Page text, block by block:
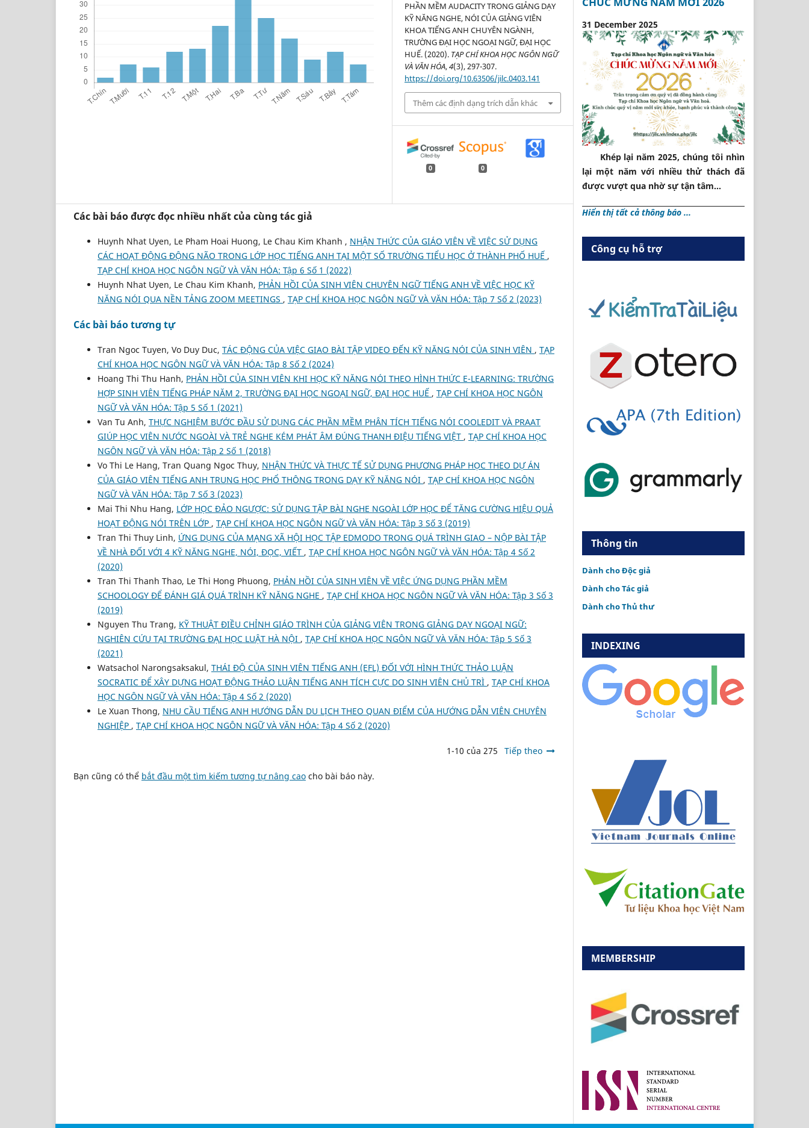
PHẦN MỀM AUDACITY TRONG GIẢNG DẠY
KỸ NĂNG NGHE, NÓI CỦA GIẢNG VIÊN
KHOA TIẾNG ANH CHUYÊN NGÀNH,
TRƯỜNG ĐẠI HỌC NGOẠI NGỮ, ĐẠI HỌC
HUẾ. (2020). TẠP CHÍ KHOA HỌC NGÔN NGỮ
VÀ VĂN HÓA,4(3), 297-307.
https://doi.org/10.63506/jilc.0403.141
Thêm các định dạng trích dẫn khác
0 0
Các bài báo được đọc nhiều nhất của cùng tác giả
Huynh Nhat Uyen, Le Pham Hoai Huong, Le Chau Kim Khanh , NHẬN THỨC CỦA GIÁO VIÊN VỀ VIỆC SỬ DỤNG
CÁC HOẠT ĐỘNG ĐỘNG NÃO TRONG LỚP HỌC TIẾNG ANH TẠI MỘT SỐ TRƯỜNG TIỂU HỌC Ở THÀNH PHỐ HUẾ ,
TẠP CHÍ KHOA HỌC NGÔN NGỮ VÀ VĂN HÓA: Tập 6 Số 1 (2022)
Huynh Nhat Uyen, Le Chau Kim Khanh, PHẢN HỒI CỦA SINH VIÊN CHUYÊN NGỮ TIẾNG ANH VỀ VIỆC HỌC KỸ
NĂNG NÓI QUA NỀN TẢNG ZOOM MEETINGS , TẠP CHÍ KHOA HỌC NGÔN NGỮ VÀ VĂN HÓA: Tập 7 Số 2 (2023)
Các bài báo tương tự
Tran Ngoc Tuyen, Vo Duy Duc, TÁC ĐỘNG CỦA VIỆC GIAO BÀI TẬP VIDEO ĐẾN KỸ NĂNG NÓI CỦA SINH VIÊN , TẠP
CHÍ KHOA HỌC NGÔN NGỮ VÀ VĂN HÓA: Tập 8 Số 2 (2024)
Hoang Thi Thu Hanh, PHẢN HỒI CỦA SINH VIÊN KHI HỌC KỸ NĂNG NÓI THEO HÌNH THỨC E-LEARNING: TRƯỜNG
HỢP SINH VIÊN TIẾNG PHÁP NĂM 2, TRƯỜNG ĐẠI HỌC NGOẠI NGỮ, ĐẠI HỌC HUẾ , TẠP CHÍ KHOA HỌC NGÔN
NGỮ VÀ VĂN HÓA: Tập 5 Số 1 (2021)
Van Tu Anh, THỰC NGHIỆM BƯỚC ĐẦU SỬ DỤNG CÁC PHẦN MỀM PHÂN TÍCH TIẾNG NÓI COOLEDIT VÀ PRAAT
GIÚP HỌC VIÊN NƯỚC NGOÀI VÀ TRẺ NGHE KÉM PHÁT ÂM ĐÚNG THANH ĐIỆU TIẾNG VIỆT , TẠP CHÍ KHOA HỌC
NGÔN NGỮ VÀ VĂN HÓA: Tập 2 Số 1 (2018)
Vo Thi Le Hang, Tran Quang Ngoc Thuy, NHẬN THỨC VÀ THỰC TẾ SỬ DỤNG PHƯƠNG PHÁP HỌC THEO DỰ ÁN
CỦA GIÁO VIÊN TIẾNG ANH TRUNG HỌC PHỔ THÔNG TRONG DẠY KỸ NĂNG NÓI , TẠP CHÍ KHOA HỌC NGÔN
NGỮ VÀ VĂN HÓA: Tập 7 Số 3 (2023)
Mai Thi Nhu Hang, LỚP HỌC ĐẢO NGƯỢC: SỬ DỤNG TẬP BÀI NGHE NGOÀI LỚP HỌC ĐỂ TĂNG CƯỜNG HIỆU QUẢ
HOẠT ĐỘNG NÓI TRÊN LỚP , TẠP CHÍ KHOA HỌC NGÔN NGỮ VÀ VĂN HÓA: Tập 3 Số 3 (2019)
Tran Thi Thuy Linh, ỨNG DỤNG CỦA MẠNG XÃ HỘI HỌC TẬP EDMODO TRONG QUÁ TRÌNH GIAO – NỘP BÀI TẬP
VỀ NHÀ ĐỐI VỚI 4 KỸ NĂNG NGHE, NÓI, ĐỌC, VIẾT , TẠP CHÍ KHOA HỌC NGÔN NGỮ VÀ VĂN HÓA: Tập 4 Số 2
(2020)
Tran Thi Thanh Thao, Le Thi Hong Phuong, PHẢN HỒI CỦA SINH VIÊN VỀ VIỆC ỨNG DỤNG PHẦN MỀM
SCHOOLOGY ĐỂ ĐÁNH GIÁ QUÁ TRÌNH KỸ NĂNG NGHE , TẠP CHÍ KHOA HỌC NGÔN NGỮ VÀ VĂN HÓA: Tập 3 Số 3
(2019)
Nguyen Thu Trang, KỸ THUẬT ĐIỀU CHỈNH GIÁO TRÌNH CỦA GIẢNG VIÊN TRONG GIẢNG DẠY NGOẠI NGỮ:
NGHIÊN CỨU TẠI TRƯỜNG ĐẠI HỌC LUẬT HÀ NỘI , TẠP CHÍ KHOA HỌC NGÔN NGỮ VÀ VĂN HÓA: Tập 5 Số 3
(2021)
Watsachol Narongsaksakul, THÁI ĐỘ CỦA SINH VIÊN TIẾNG ANH (EFL) ĐỐI VỚI HÌNH THỨC THẢO LUẬN
SOCRATIC ĐỂ XÂY DỰNG HOẠT ĐỘNG THẢO LUẬN TIẾNG ANH TÍCH CỰC DO SINH VIÊN CHỦ TRÌ , TẠP CHÍ KHOA
HỌC NGÔN NGỮ VÀ VĂN HÓA: Tập 4 Số 2 (2020)
Le Xuan Thong, NHU CẦU TIẾNG ANH HƯỚNG DẪN DU LỊCH THEO QUAN ĐIỂM CỦA HƯỚNG DẪN VIÊN CHUYÊN
NGHIỆP , TẠP CHÍ KHOA HỌC NGÔN NGỮ VÀ VĂN HÓA: Tập 4 Số 2 (2020)
1-10 của 275 Tiếp theo
Bạn cũng có thể bắt đầu một tìm kiếm tương tự nâng cao cho bài báo này.
31 December 2025
Khép lại năm 2025, chúng tôi nhìn
lại một năm với nhiều thử thách đã
được vượt qua nhờ sự tận tâm...
Hiển thị tất cả thông báo ...
Công cụ hỗ trợ
Thông tin
Dành cho Độc giả
Dành cho Tác giả
Dành cho Thủ thư
INDEXING
MEMBERSHIP